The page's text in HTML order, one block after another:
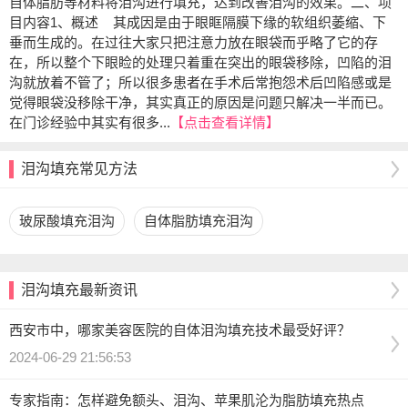
目内容1、概述 其成因是由于眼眶隔膜下缘的软组织萎缩、下
垂而生成的。在过往大家只把注意力放在眼袋而乎略了它的存
在，所以整个下眼睑的处理只着重在突出的眼袋移除，凹陷的泪
沟就放着不管了；所以很多患者在手术后常抱怨术后凹陷感或是
觉得眼袋没移除干净，其实真正的原因是问题只解决一半而已。
在门诊经验中其实有很多... 【点击查看详情】
泪沟填充常见方法
玻尿酸填充泪沟 自体脂肪填充泪沟
泪沟填充最新资讯
西安市中，哪家美容医院的自体泪沟填充技术最受好评？
2024-06-29 21:56:53
专家指南：怎样避免额头、泪沟、苹果肌沦为脂肪填充热点